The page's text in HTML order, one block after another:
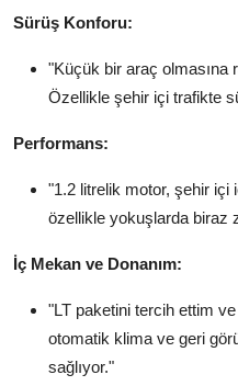
Sürüş Konforu:
"Küçük bir araç olmasına
Özellikle şehir içi trafikte
Performans:
"1.2 litrelik motor, şehir içi
özellikle yokuşlarda biraz
İç Mekan ve Donanım:
"LT paketini tercih ettim
otomatik klima ve geri
sağlıyor."